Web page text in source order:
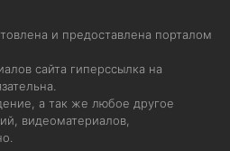
и предоставлена порталом
сайта гиперссылка на
а так же любое другое
видеоматериалов,